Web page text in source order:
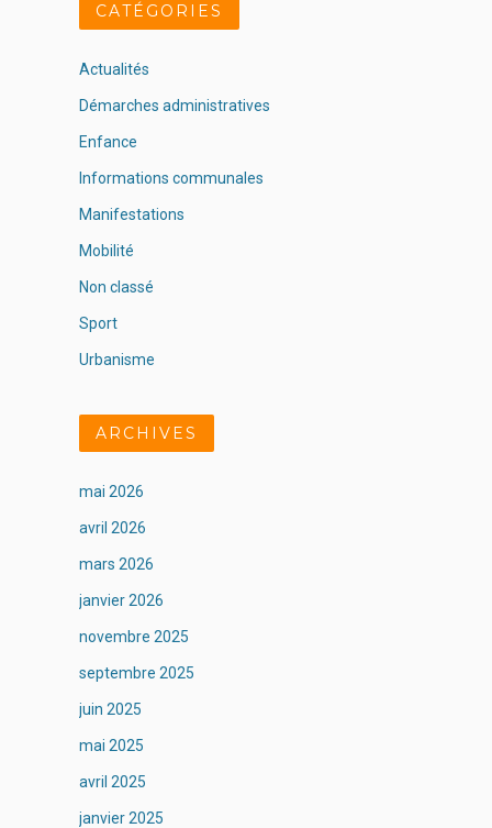
CATÉGORIES
Actualités
Démarches administratives
Enfance
Informations communales
Manifestations
Mobilité
Non classé
Sport
Urbanisme
ARCHIVES
mai 2026
avril 2026
mars 2026
janvier 2026
novembre 2025
septembre 2025
juin 2025
mai 2025
avril 2025
janvier 2025